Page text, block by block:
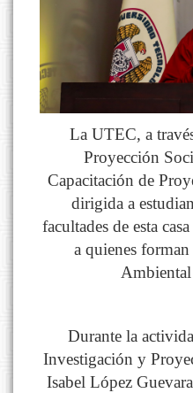
La UTEC, a
Proyección
Capacitación de
dirigida a
facultades de esta
a quienes
Durante la
Investigación y
Isabel López